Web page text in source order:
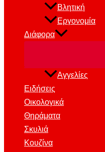
Βλητική
Εργονομία
Διάφορα
Αγγελίες
Ειδήσεις
Οικολογικά
Θηράματα
Σκυλιά
Κουζίνα